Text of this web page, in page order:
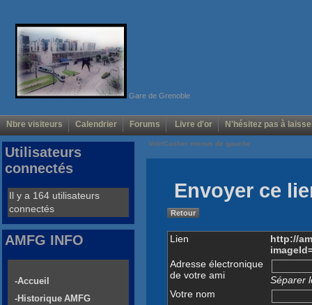
Gare de Grenoble
Nbre visiteurs Calendrier Forums Livre d'or N'hésitez pas à
Voir/Cacher menus de gauche
Envoyer ce
Retour
Lien
http://
Adresse électronique
de votre ami
Séparer
Votre nom
Utilisateurs
connectés
Il y a 164 utilisateurs
connectés
AMFG INFO
-Accueil
-Historique AMFG